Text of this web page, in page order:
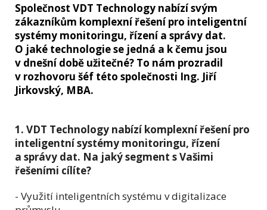
Společnost VDT Technology nabízí svým
zákazníkům komplexní řešení pro inteligentní
systémy monitoringu, řízení a správy dat.
O jaké technologie se jedná a k čemu jsou
v dnešní době užitečné? To nám prozradil
v rozhovoru šéf této společnosti Ing. Jiří
Jirkovský, MBA.
1. VDT Technology nabízí komplexní řešení pro
inteligentní systémy monitoringu, řízení
a správy dat. Na jaký segment s Vašimi
řešeními cílíte?
- Využití inteligentních systému v digitalizace